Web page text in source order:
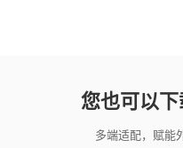
您也可以下
多端适配，赋能